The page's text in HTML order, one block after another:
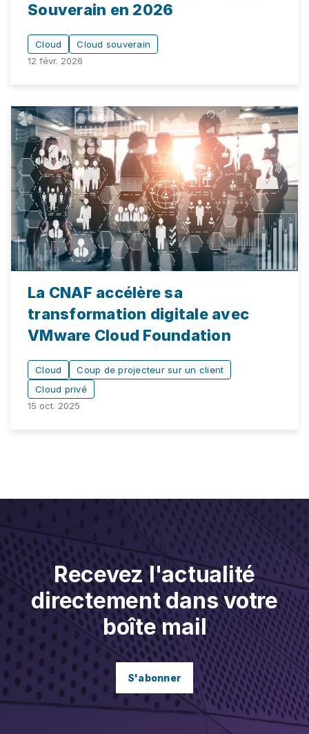
Souverain en 2026
Cloud
Cloud souverain
12 févr. 2026
La CNAF accélère sa
transformation digitale avec
VMware Cloud Foundation
Cloud
Coup de projecteur sur un client
Cloud privé
15 oct. 2025
Recevez l'actualité
directement dans votre
boîte mail
S'abonner